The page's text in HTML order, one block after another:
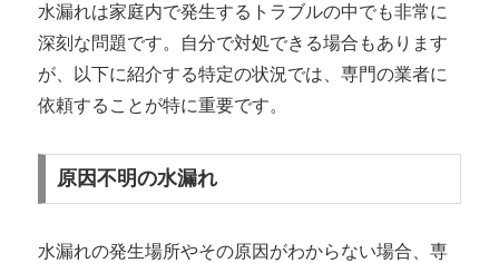
水漏れは家庭内で発生するトラブルの中でも非常に
深刻な問題です。自分で対処できる場合もあります
が、以下に紹介する特定の状況では、専門の業者に
依頼することが特に重要です。
原因不明の水漏れ
水漏れの発生場所やその原因がわからない場合、専